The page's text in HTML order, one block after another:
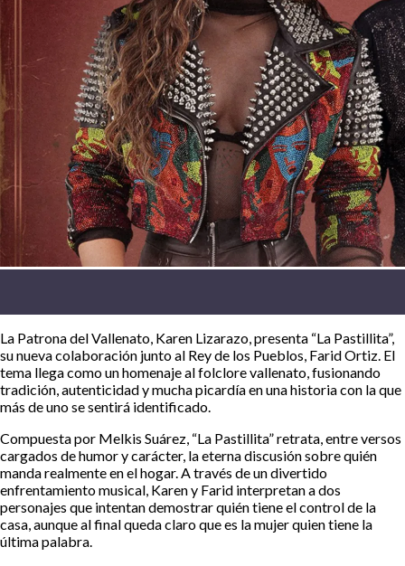
La Patrona del Vallenato, Karen Lizarazo, presenta “La Pastillita”,
su nueva colaboración junto al Rey de los Pueblos, Farid Ortiz. El
tema llega como un homenaje al folclore vallenato, fusionando
tradición, autenticidad y mucha picardía en una historia con la que
más de uno se sentirá identificado.
Compuesta por Melkis Suárez, “La Pastillita” retrata, entre versos
cargados de humor y carácter, la eterna discusión sobre quién
manda realmente en el hogar. A través de un divertido
enfrentamiento musical, Karen y Farid interpretan a dos
personajes que intentan demostrar quién tiene el control de la
casa, aunque al final queda claro que es la mujer quien tiene la
última palabra.